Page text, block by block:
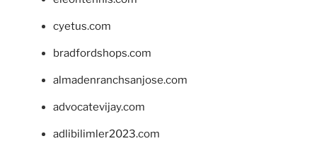
cyetus.com
bradfordshops.com
almadenranchsanjose.com
advocatevijay.com
adlibilimler2023.com